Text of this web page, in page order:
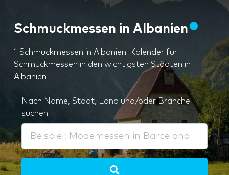
Schmuckmessen in Albanien
1 Schmuckmessen in Albanien. Kalender für
Schmuckmessen in den wichtigsten Städten in
Albanien
Nach Name, Stadt, Land und/oder Branche
suchen